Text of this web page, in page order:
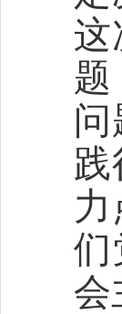
这
题
们
会